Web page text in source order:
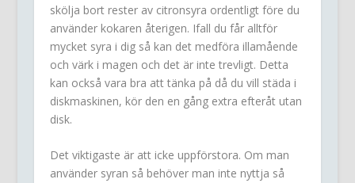
skölja bort rester av citronsyra ordentligt före du
använder kokaren återigen. Ifall du får alltför
mycket syra i dig så kan det medföra illamående
och värk i magen och det är inte trevligt. Detta
kan också vara bra att tänka på då du vill städa i
diskmaskinen, kör den en gång extra efteråt utan
disk.
Det viktigaste är att icke uppförstora. Om man
använder syran så behöver man inte nyttja så